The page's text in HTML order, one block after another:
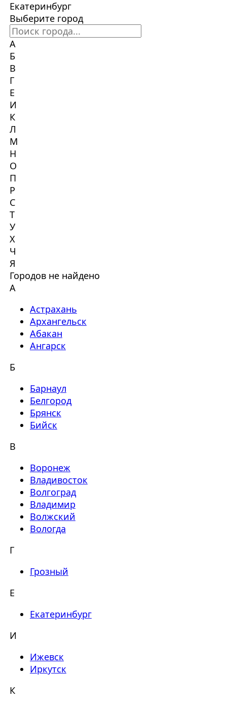
Екатеринбург
Выберите город
А
Б
В
Г
Е
И
К
Л
М
Н
О
П
Р
С
Т
У
Х
Ч
Я
Городов не найдено
А
Астрахань
Архангельск
Абакан
Ангарск
Б
Барнаул
Белгород
Брянск
Бийск
В
Воронеж
Владивосток
Волгоград
Владимир
Волжский
Вологда
Г
Грозный
Е
Екатеринбург
И
Ижевск
Иркутск
К